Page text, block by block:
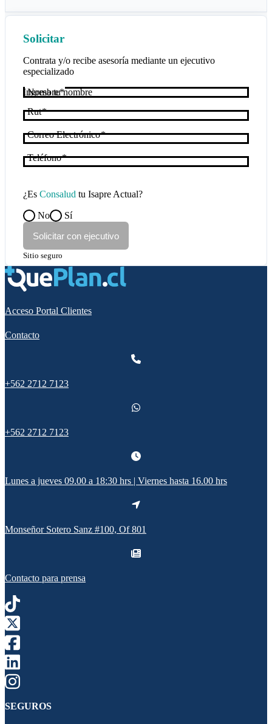
Solicitar
Contrata y/o recibe asesoría mediante un ejecutivo
especializado
Nombre
Rut
Correo Electrónico
Teléfono
¿Es Consalud tu Isapre Actual?
No
Sí
Solicitar con ejecutivo
Sitio seguro
Acceso Portal Clientes
Contacto
+562 2712 7123
+562 2712 7123
Lunes a jueves 09.00 a 18:30 hrs | Viernes hasta 16.00 hrs
Monseñor Sotero Sanz #100, Of 801
Contacto para prensa
SEGUROS